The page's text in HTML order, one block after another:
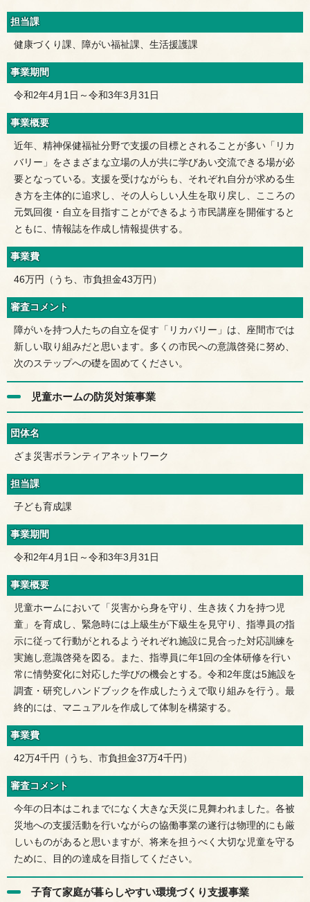
担当課
健康づくり課、障がい福祉課、生活援護課
事業期間
令和2年4月1日～令和3年3月31日
事業概要
近年、精神保健福祉分野で支援の目標とされることが多い「リカ
バリー」をさまざまな立場の人が共に学びあい交流できる場が必
要となっている。支援を受けながらも、それぞれ自分が求める生
き方を主体的に追求し、その人らしい人生を取り戻し、こころの
元気回復・自立を目指すことができるよう市民講座を開催すると
ともに、情報誌を作成し情報提供する。
事業費
46万円（うち、市負担金43万円）
審査コメント
障がいを持つ人たちの自立を促す「リカバリー」は、座間市では
新しい取り組みだと思います。多くの市民への意識啓発に努め、
次のステップへの礎を固めてください。
児童ホームの防災対策事業
団体名
ざま災害ボランティアネットワーク
担当課
子ども育成課
事業期間
令和2年4月1日～令和3年3月31日
事業概要
児童ホームにおいて「災害から身を守り、生き抜く力を持つ児
童」を育成し、緊急時には上級生が下級生を見守り、指導員の指
示に従って行動がとれるようそれぞれ施設に見合った対応訓練を
実施し意識啓発を図る。また、指導員に年1回の全体研修を行い
常に情勢変化に対応した学びの機会とする。令和2年度は5施設を
調査・研究しハンドブックを作成したうえで取り組みを行う。最
終的には、マニュアルを作成して体制を構築する。
事業費
42万4千円（うち、市負担金37万4千円）
審査コメント
今年の日本はこれまでになく大きな天災に見舞われました。各被
災地への支援活動を行いながらの協働事業の遂行は物理的にも厳
しいものがあると思いますが、将来を担うべく大切な児童を守る
ために、目的の達成を目指してください。
子育て家庭が暮らしやすい環境づくり支援事業